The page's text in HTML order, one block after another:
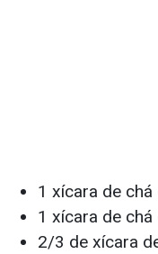
1 xícara de
1 xícara de
2/3 de xícara